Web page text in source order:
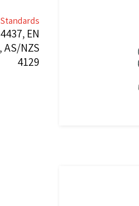
Standards
EN
AS/NZS
4129